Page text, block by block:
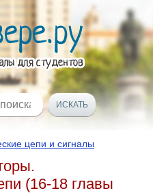
цепи и сигналы
(16-18 главы